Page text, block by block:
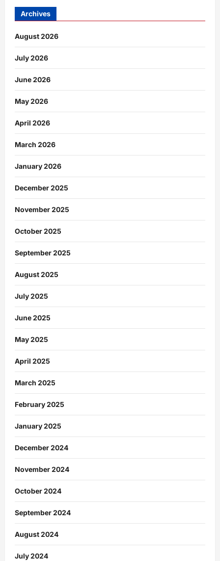
Archives
August 2026
July 2026
June 2026
May 2026
April 2026
March 2026
January 2026
December 2025
November 2025
October 2025
September 2025
August 2025
July 2025
June 2025
May 2025
April 2025
March 2025
February 2025
January 2025
December 2024
November 2024
October 2024
September 2024
August 2024
July 2024